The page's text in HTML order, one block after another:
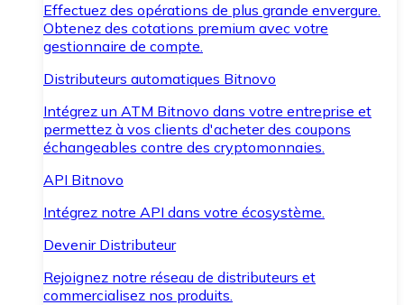
Effectuez des opérations de plus grande envergure.
Obtenez des cotations premium avec votre
gestionnaire de compte.
Distributeurs automatiques Bitnovo
Intégrez un ATM Bitnovo dans votre entreprise et
permettez à vos clients d'acheter des coupons
échangeables contre des cryptomonnaies.
API Bitnovo
Intégrez notre API dans votre écosystème.
Devenir Distributeur
Rejoignez notre réseau de distributeurs et
commercialisez nos produits.